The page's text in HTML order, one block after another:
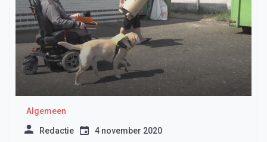
Algemeen
Redactie 4 november 2020